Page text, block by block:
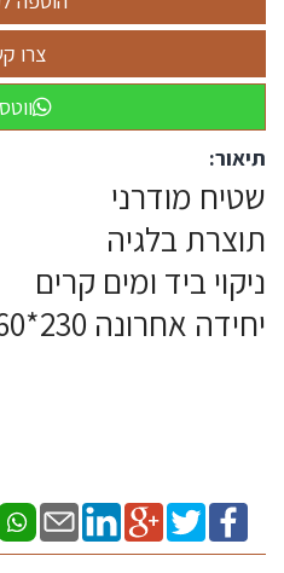
תיאור:
שטיח מודרני
תוצרת בלגיה
ניקוי ביד ומים קרים
יחידה אחרונה 230*160